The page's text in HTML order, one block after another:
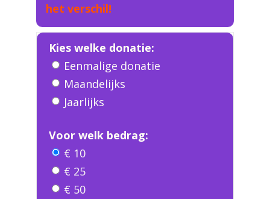
het verschil!
Kies welke donatie:
Eenmalige donatie
Maandelijks
Jaarlijks
Voor welk bedrag:
€ 10
€ 25
€ 50